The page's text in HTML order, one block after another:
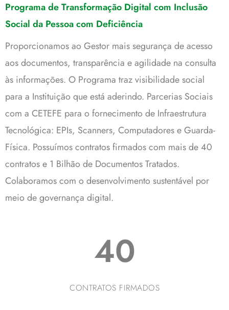
Programa de Transformação Digital com Inclusão
Social da Pessoa com Deficiência
Proporcionamos ao Gestor mais segurança de acesso
aos documentos, transparência e agilidade na consulta
às informações. O Programa traz visibilidade social
para a Instituição que está aderindo. Parcerias Sociais
com a CETEFE para o fornecimento de Infraestrutura
Tecnológica: EPIs, Scanners, Computadores e Guarda-
Física. Possuímos contratos firmados com mais de 40
contratos e 1 Bilhão de Documentos Tratados.
Colaboramos com o desenvolvimento sustentável por
meio de governança digital.
40
CONTRATOS FIRMADOS